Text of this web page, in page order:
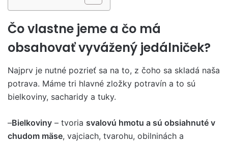
Čo vlastne jeme a čo má
obsahovať vyvážený jedálniček?
Najprv je nutné pozrieť sa na to, z čoho sa skladá naša
potrava. Máme tri hlavné zložky potravín a to sú
bielkoviny, sacharidy a tuky.
–Bielkoviny – tvoria svalovú hmotu a sú obsiahnuté v
chudom mäse, vajciach, tvarohu, obilninách a